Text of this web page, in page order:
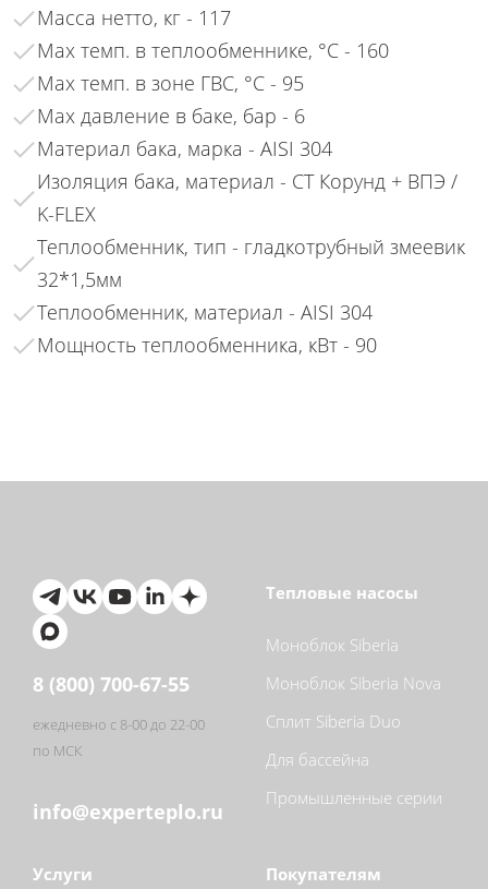
Масса нетто, кг - 117
Max темп. в теплообменнике, °С - 160
Max темп. в зоне ГВС, °С - 95
Max давление в баке, бар - 6
Материал бака, марка - AISI 304
Изоляция бака, материал - СТ Корунд + ВПЭ /
K-FLEX
Теплообменник, тип - гладкотрубный змеевик
32*1,5мм
Теплообменник, материал - AISI 304
Мощность теплообменника, кВт - 90
8 (800) 700-67-55
ежедневно с 8-00 до 22-00
по МСК
info@experteplo.ru
Тепловые насосы
Моноблок Siberia
Моноблок Siberia Nova
Сплит Siberia Duo
Для бассейна
Промышленные серии
Услуги Покупателям